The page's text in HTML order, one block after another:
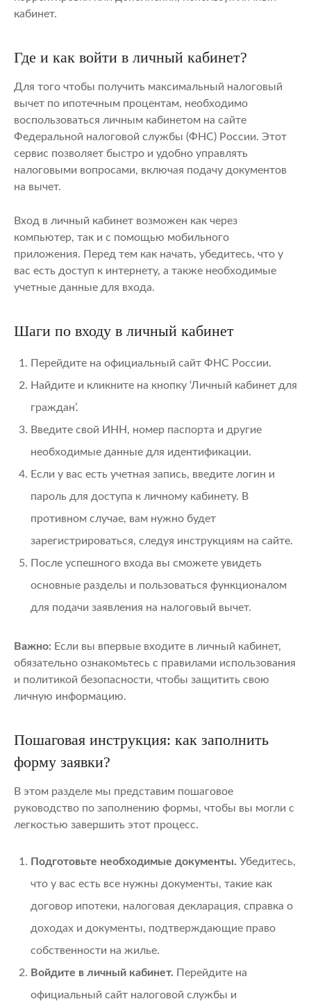
кабинет.
Где и как войти в личный кабинет?
Для того чтобы получить максимальный налоговый
вычет по ипотечным процентам, необходимо
воспользоваться личным кабинетом на сайте
Федеральной налоговой службы (ФНС) России. Этот
сервис позволяет быстро и удобно управлять
налоговыми вопросами, включая подачу документов
на вычет.
Вход в личный кабинет возможен как через
компьютер, так и с помощью мобильного
приложения. Перед тем как начать, убедитесь, что у
вас есть доступ к интернету, а также необходимые
учетные данные для входа.
Шаги по входу в личный кабинет
Перейдите на официальный сайт ФНС России.
Найдите и кликните на кнопку ‘Личный кабинет для
граждан’.
Введите свой ИНН, номер паспорта и другие
необходимые данные для идентификации.
Если у вас есть учетная запись, введите логин и
пароль для доступа к личному кабинету. В
противном случае, вам нужно будет
зарегистрироваться, следуя инструкциям на сайте.
После успешного входа вы сможете увидеть
основные разделы и пользоваться функционалом
для подачи заявления на налоговый вычет.
Важно: Если вы впервые входите в личный кабинет,
обязательно ознакомьтесь с правилами использования
и политикой безопасности, чтобы защитить свою
личную информацию.
Пошаговая инструкция: как заполнить
форму заявки?
В этом разделе мы представим пошаговое
руководство по заполнению формы, чтобы вы могли с
легкостью завершить этот процесс.
Подготовьте необходимые документы. Убедитесь,
что у вас есть все нужны документы, такие как
договор ипотеки, налоговая декларация, справка о
доходах и документы, подтверждающие право
собственности на жилье.
Войдите в личный кабинет. Перейдите на
официальный сайт налоговой службы и